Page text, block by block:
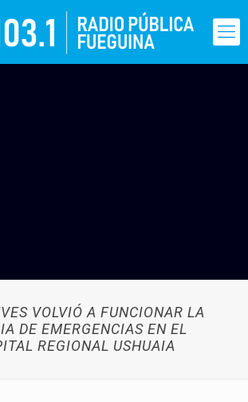
VOLVIÓ A FUNCIONAR LA
DE EMERGENCIAS EN EL
REGIONAL USHUAIA